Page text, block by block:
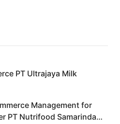
PT Ultrajaya Milk
Management for
PT Nutrifood Samarinda